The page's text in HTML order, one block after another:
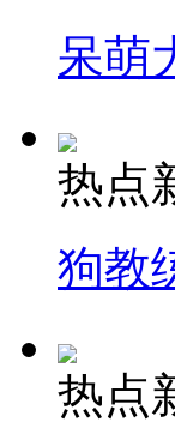
呆萌
热点
狗教
热点